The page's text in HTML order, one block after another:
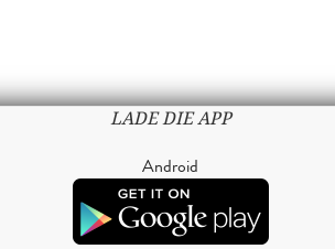
LADE DIE APP
Android